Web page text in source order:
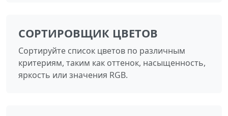
СОРТИРОВЩИК ЦВЕТОВ
Сортируйте список цветов по различным
критериям, таким как оттенок, насыщенность,
яркость или значения RGB.